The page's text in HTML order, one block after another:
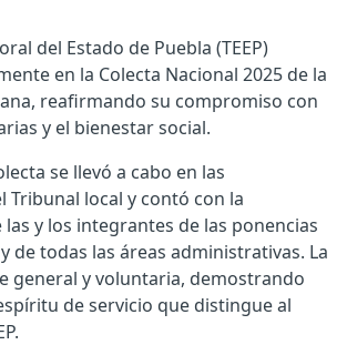
del Estado de Puebla (TEEP)
en la Colecta Nacional 2025 de la
reafirmando su compromiso con
y el bienestar social.
se llevó a cabo en las
Tribunal local y contó con la
y los integrantes de las ponencias
de todas las áreas administrativas. La
general y voluntaria, demostrando
de servicio que distingue al